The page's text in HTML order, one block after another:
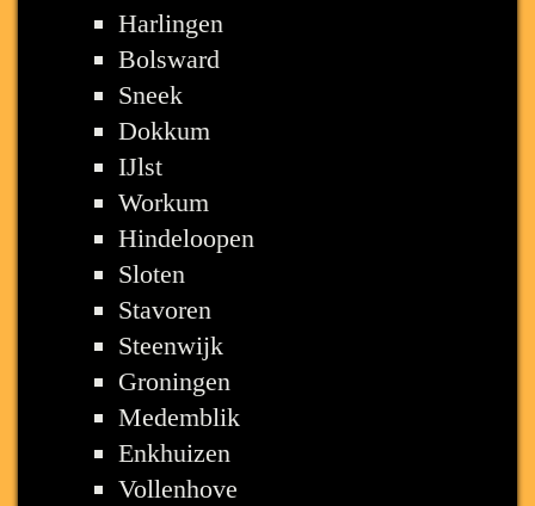
Harlingen
Bolsward
Sneek
Dokkum
IJlst
Workum
Hindeloopen
Sloten
Stavoren
Steenwijk
Groningen
Medemblik
Enkhuizen
Vollenhove